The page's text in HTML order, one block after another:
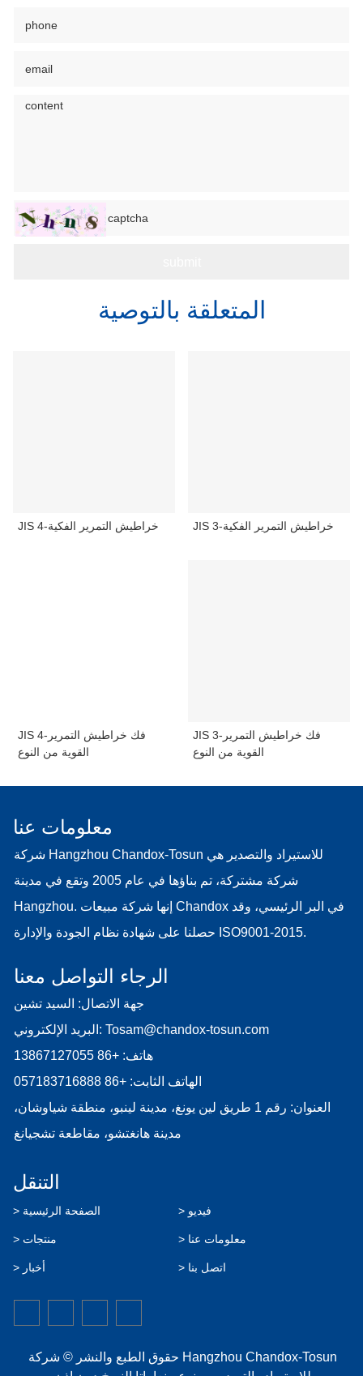
المتعلقة بالتوصية
JIS 4-خراطيش التمرير الفكية JIS 3-خراطيش التمرير الفكية
JIS 4-فك خراطيش التمرير
القوية من النوع
JIS 3-فك خراطيش التمرير
القوية من النوع
معلومات عنا
شركة Hangzhou Chandox-Tosun للاستيراد والتصدير هي
شركة مشتركة، تم بناؤها في عام 2005 وتقع في مدينة
Hangzhou. إنها شركة مبيعات Chandox في البر الرئيسي، وقد
حصلنا على شهادة نظام الجودة والإدارة ISO9001-2015.
الرجاء التواصل معنا
جهة الاتصال: السيد تشين
البريد الإلكتروني: Tosam@chandox-tosun.com
هاتف:+86 13867127055
الهاتف الثابت:+86 057183716888
العنوان: رقم 1 طريق لين يونغ، مدينة لينبو، منطقة شياوشان،
مدينة هانغتشو، مقاطعة تشجيانغ
التنقل
> الصفحة الرئيسية
> منتجات
> أخبار
> فيديو
> معلومات عنا
> اتصل بنا
حقوق الطبع والنشر © شركة Hangzhou Chandox-Tosun